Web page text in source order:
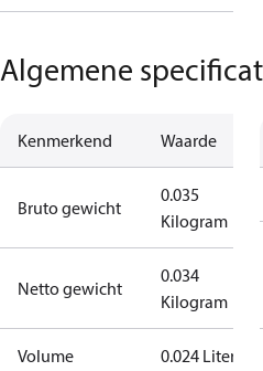
Algemene
Kenmerkend Waarde
Bruto gewicht
0.035
Kilogram
Netto gewicht
0.034
Kilogram
Volume 0.024 Liter